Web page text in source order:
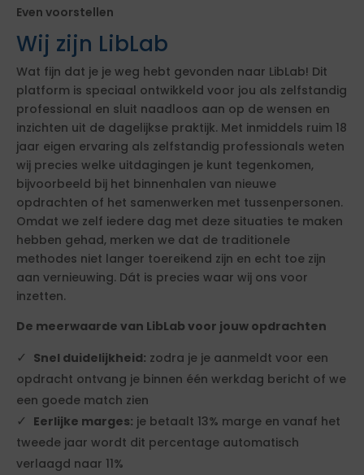
Even voorstellen
Wij zijn LibLab
Wat fijn dat je je weg hebt gevonden naar LibLab! Dit
platform is speciaal ontwikkeld voor jou als zelfstandig
professional en sluit naadloos aan op de wensen en
inzichten uit de dagelijkse praktijk. Met inmiddels ruim 18
jaar eigen ervaring als zelfstandig professionals weten
wij precies welke uitdagingen je kunt tegenkomen,
bijvoorbeeld bij het binnenhalen van nieuwe
opdrachten of het samenwerken met tussenpersonen.
Omdat we zelf iedere dag met deze situaties te maken
hebben gehad, merken we dat de traditionele
methodes niet langer toereikend zijn en echt toe zijn
aan vernieuwing. Dát is precies waar wij ons voor
inzetten.
De meerwaarde van LibLab voor jouw opdrachten
Snel duidelijkheid: zodra je je aanmeldt voor een
opdracht ontvang je binnen één werkdag bericht of we
een goede match zien
Eerlijke marges: je betaalt 13% marge en vanaf het
tweede jaar wordt dit percentage automatisch
verlaagd naar 11%